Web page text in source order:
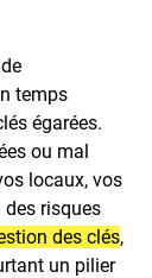
temps
égarées.
ou mal
locaux, vos
risques
des clés,
un pilier